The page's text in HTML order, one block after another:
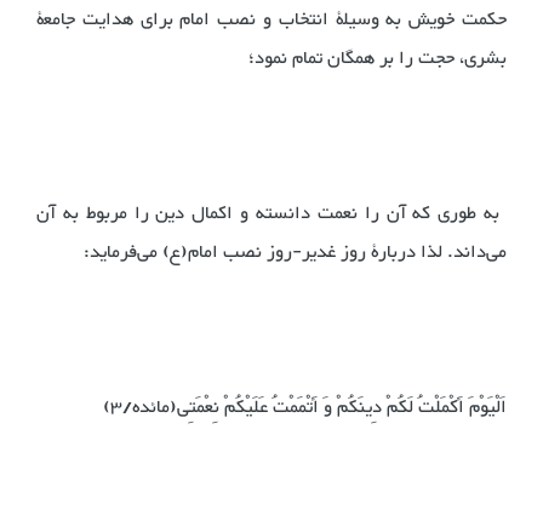
حکمت خویش به وسیلۀ انتخاب و نصب امام برای هدایت جامعۀ
بشری، حجت را بر همگان تمام نمود؛
‌ به طوری که آن را نعمت دانسته و اکمال دین را مربوط به آن
می‌داند. لذا دربارۀ روز غدیر-روز نصب امام(ع) می‌فرماید: ‌
اَلْیَوْمَ أَکْمَلْتُ لَکُمْ دِینَکُمْ وَ أَتْمَمْتُ عَلَیْکُمْ نِعْمَتِی(مائده/3)